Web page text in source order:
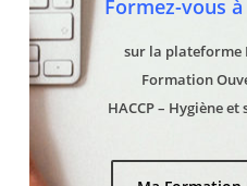
Formez-vous
sur la plateforme
Formation
HACCP – Hygiène